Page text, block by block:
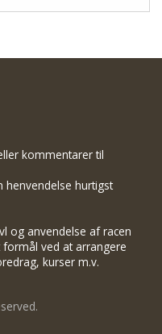
kommentarer til
henvendelse hurtigst
og anvendelse af racen
ved at arrangere
kurser m.v.